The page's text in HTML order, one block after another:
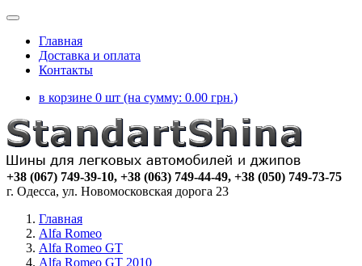
Главная
Доставка и оплата
Контакты
в корзине 0 шт (на сумму: 0.00 грн.)
+38 (067) 749-39-10, +38 (063) 749-44-49, +38 (050) 749-73-75
г. Одесса, ул. Новомосковская дорога 23
Главная
Alfa Romeo
Alfa Romeo GT
Alfa Romeo GT 2010